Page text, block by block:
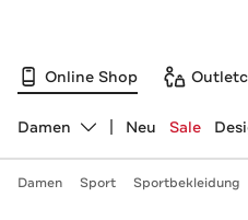
Online Shop
Abteilung ändern, ausgewählt:
Damen Neu Sale
Damen Sport Sportbekleidung